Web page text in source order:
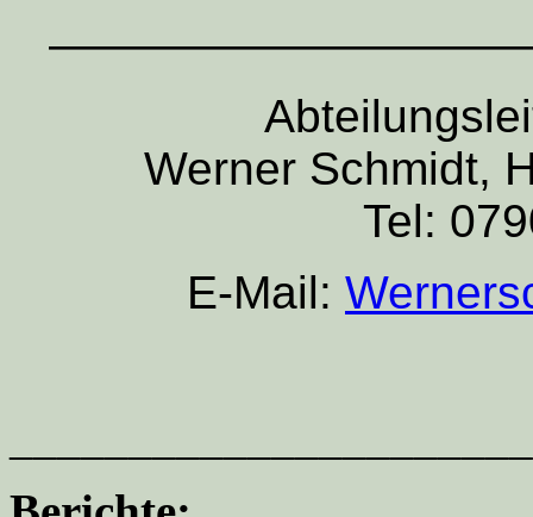
Werner Schmidt,
Tel:
E-Mail: